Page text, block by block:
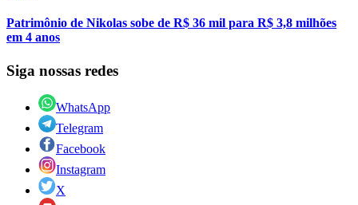
Patrimônio de Nikolas sobe de R$ 36 mil para R$ 3,8 milhões
em 4 anos
Siga nossas redes
WhatsApp
Telegram
Facebook
Instagram
X